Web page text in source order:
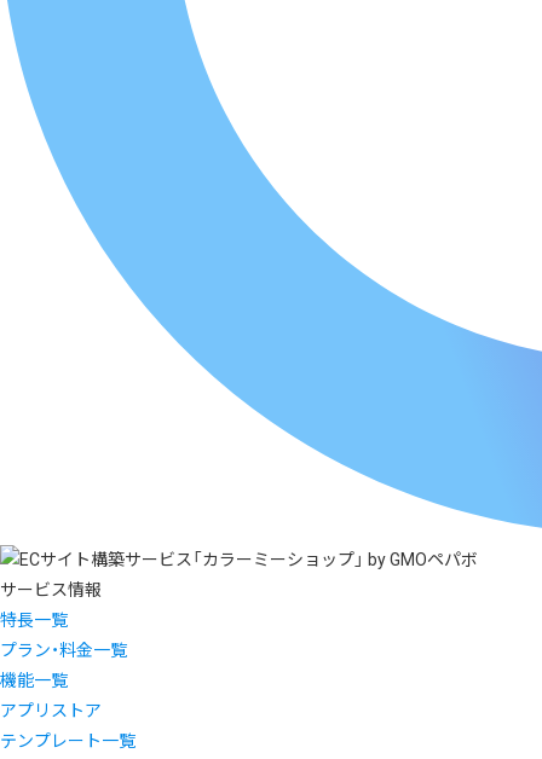
サービス情報
特長一覧
プラン・料金一覧
機能一覧
アプリストア
テンプレート一覧